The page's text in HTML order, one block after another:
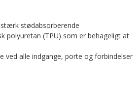
stødabsorberende
polyuretan (TPU) som er behageligt at
ved alle indgange, porte og forbindelser